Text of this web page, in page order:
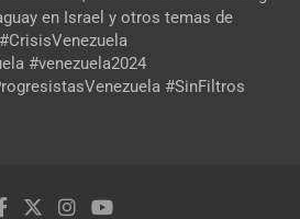
en Israel y otros temas de
#venezuela2024
#SinFiltros